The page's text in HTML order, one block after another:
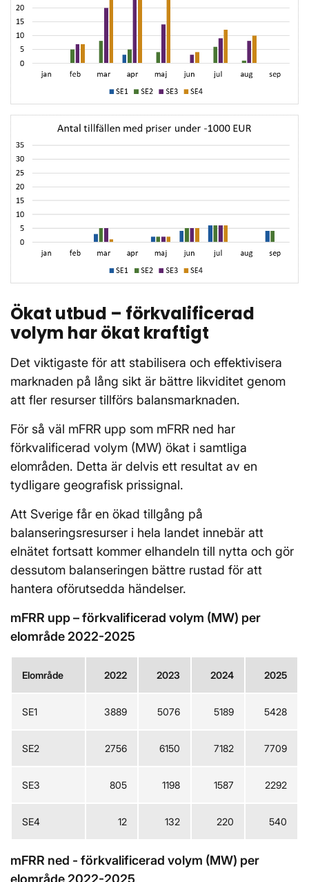
Ökat utbud – förkvalificerad
volym har ökat kraftigt
Det viktigaste för att stabilisera och effektivisera
marknaden på lång sikt är bättre likviditet genom
att fler resurser tillförs balansmarknaden.
För så väl mFRR upp som mFRR ned har
förkvalificerad volym (MW) ökat i samtliga
elområden. Detta är delvis ett resultat av en
tydligare geografisk prissignal.
Att Sverige får en ökad tillgång på
balanseringsresurser i hela landet innebär att
elnätet fortsatt kommer elhandeln till nytta och gör
dessutom balanseringen bättre rustad för att
hantera oförutsedda händelser.
mFRR upp – förkvalificerad volym (MW) per
elområde 2022-2025
Elområde 2022 2023 2024 2025
SE1 3889 5076 5189 5428
SE2 2756 6150 7182 7709
SE3 805 1198 1587 2292
SE4 12 132 220 540
mFRR ned - förkvalificerad volym (MW) per
elområde 2022-2025